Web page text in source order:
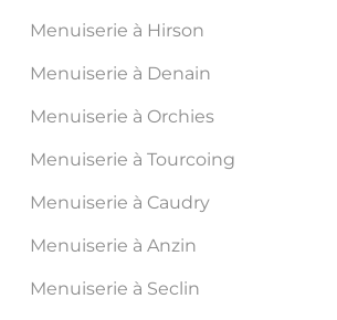
Menuiserie à Hirson
Menuiserie à Denain
Menuiserie à Orchies
Menuiserie à Tourcoing
Menuiserie à Caudry
Menuiserie à Anzin
Menuiserie à Seclin